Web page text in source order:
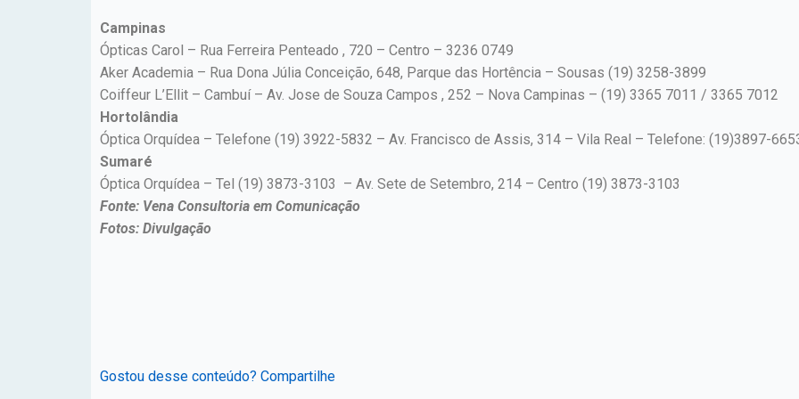
Campinas
Ópticas Carol – Rua Ferreira Penteado , 720 – Centro – 3236 0749
Aker Academia – Rua Dona Júlia Conceição, 648, Parque das Hortência – Sousas (19) 3258-3899
Coiffeur L’Ellit – Cambuí – Av. Jose de Souza Campos , 252 – Nova Campinas – (19) 3365 7011 / 3365 7012
Hortolândia
Óptica Orquídea – Telefone (19) 3922-5832 – Av. Francisco de Assis, 314 – Vila Real – Telefone: (19)3897-
Sumaré
Óptica Orquídea – Tel (19) 3873-3103 – Av. Sete de Setembro, 214 – Centro (19) 3873-3103
Fonte: Vena Consultoria em Comunicação
Fotos: Divulgação
Gostou desse conteúdo? Compartilhe